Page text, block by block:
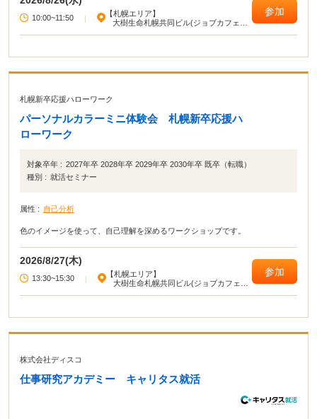
10:00~11:50 |
【札幌エリア】
大樹生命札幌共同ビル(ジョブカフェ北
参加
札幌新卒応援ハローワーク
パーソナルカラーミニ体験会 札幌新卒応援ハ
ローワーク
対象卒年 : 2027年卒 2028年卒 2029年卒 2030年卒 既卒（転職）
種別 : 就活セミナー
属性 : 自己分析
色のイメージを使って、自己理解を深めるワークショップです。
2026/8/27(木)
13:30~15:30 |
【札幌エリア】
大樹生命札幌共同ビル(ジョブカフェ北
参加
株式会社ディスコ
仕事研究アカデミー キャリタス就活